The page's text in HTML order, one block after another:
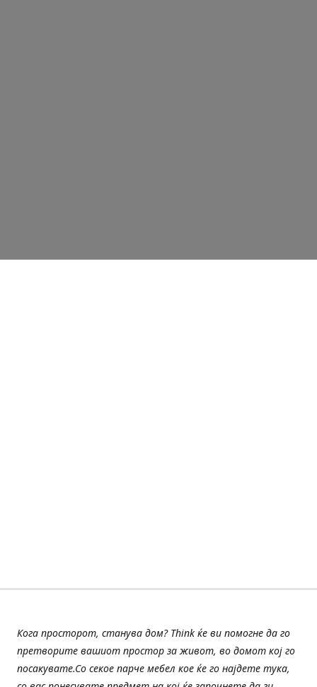
Кога просторот, станува дом? Think ќе ви помогне да го
претворите вашиот простор за живот, во домот кој го
посакувате.Со секое парче мебел кое ќе го најдете тука,